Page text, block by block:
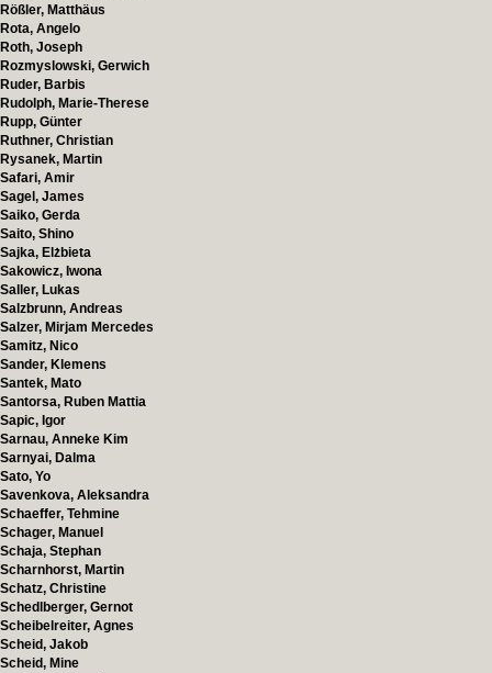
Rößler, Matthäus
Rota, Angelo
Roth, Joseph
Rozmyslowski, Gerwich
Ruder, Barbis
Rudolph, Marie-Therese
Rupp, Günter
Ruthner, Christian
Rysanek, Martin
Safari, Amir
Sagel, James
Saiko, Gerda
Saito, Shino
Sajka, Elżbieta
Sakowicz, Iwona
Saller, Lukas
Salzbrunn, Andreas
Salzer, Mirjam Mercedes
Samitz, Nico
Sander, Klemens
Santek, Mato
Santorsa, Ruben Mattia
Sapic, Igor
Sarnau, Anneke Kim
Sarnyai, Dalma
Sato, Yo
Savenkova, Aleksandra
Schaeffer, Tehmine
Schager, Manuel
Schaja, Stephan
Scharnhorst, Martin
Schatz, Christine
Schedlberger, Gernot
Scheibelreiter, Agnes
Scheid, Jakob
Scheid, Mine